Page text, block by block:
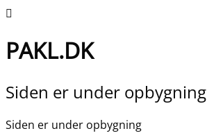
PAKL.DK
Siden er under opbygning
Siden er under opbygning